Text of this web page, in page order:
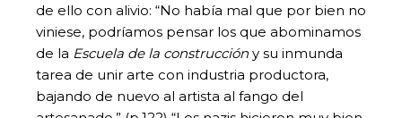
de ello con alivio: “No había mal que por bien no
viniese, podríamos pensar los que abominamos
de la Escuela de la construcción y su inmunda
tarea de unir arte con industria productora,
bajando de nuevo al artista al fango del